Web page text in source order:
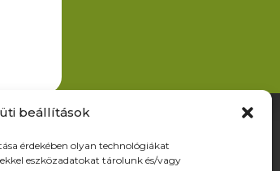
beállítások
érdekében olyan technológiákat
eszközadatokat tárolunk és/vagy